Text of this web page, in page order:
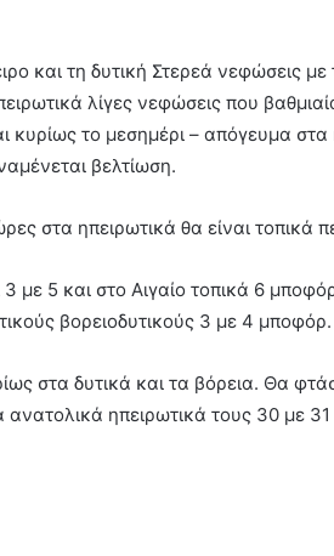
και τη δυτική Στερεά νεφώσεις με
λίγες νεφώσεις που
κυρίως το μεσημέρι – απόγευμα στα
βελτίωση.
στα ηπειρωτικά θα είναι τοπικά
3 με 5 και στο Αιγαίο τοπικά 6
βορειοδυτικούς 3 με 4 μποφόρ.
στα δυτικά και τα βόρεια. Θα
ηπειρωτικά τους 30 με